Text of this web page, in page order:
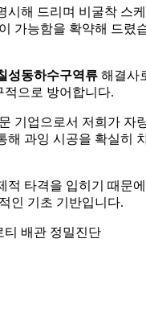
시해 드리며 비굴착 스
가능함을 확약해 드렸
성동하수구역류해결사
으로 방어합니다.
기업으로서 저희가 자
해 과잉 시공을 확실히
적 타격을 입히기 때문에
인 기초 기반입니다.
티 배관 정밀진단